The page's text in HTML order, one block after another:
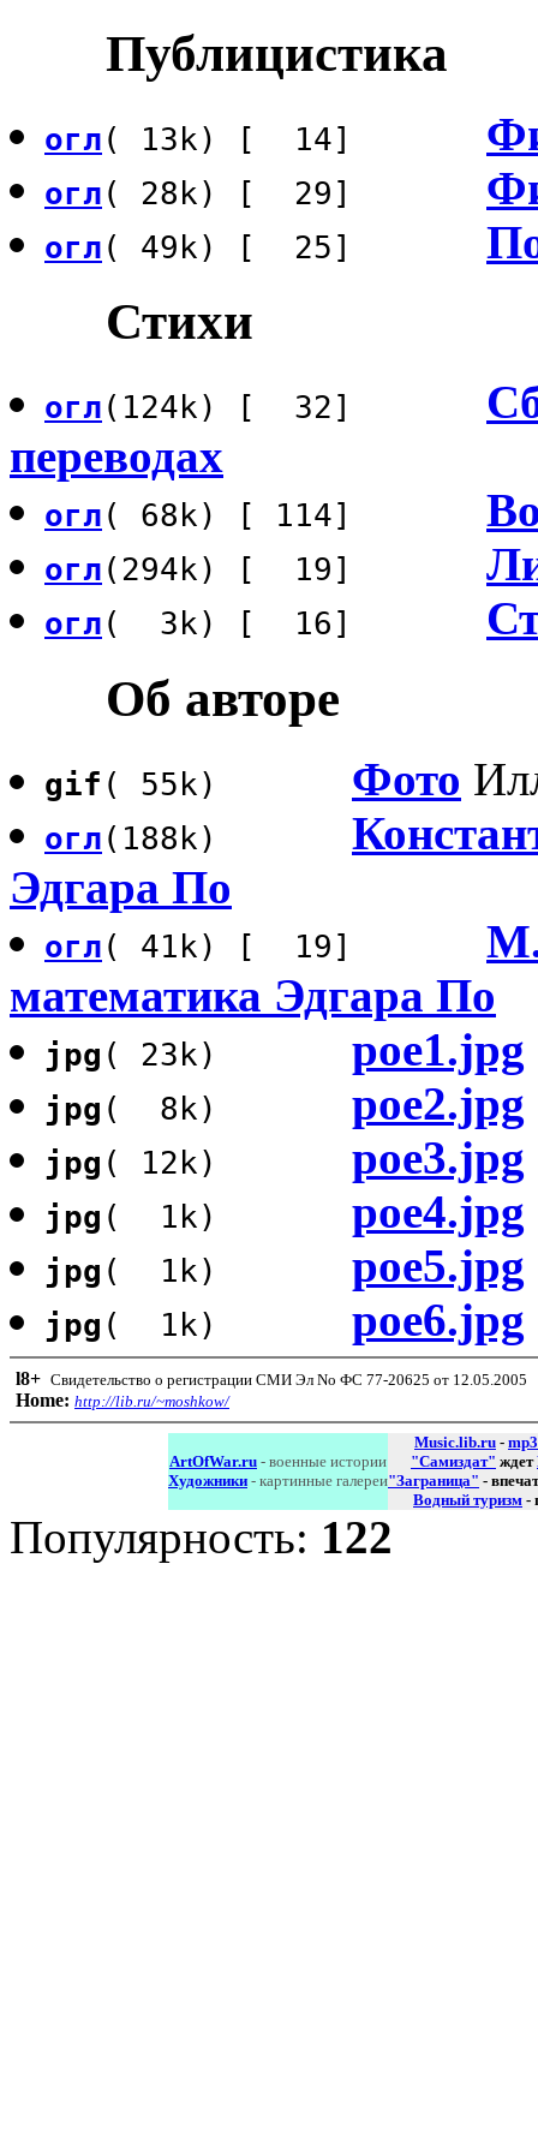
Публицистика
огл( 13k) [ 14]
огл( 28k) [ 29]
огл( 49k) [ 25]
Стихи
огл(124k) [ 32]
переводах
огл( 68k) [ 114]
огл(294k) [ 19]
огл( 3k) [ 16]
Об авторе
gif ( 55k) Фото
огл(188k)
Эдгара По
огл( 41k) [ 19]
математика Эдгара По
jpg ( 23k) poe1.jpg
jpg ( 8k) poe2.jpg
jpg ( 12k) poe3.jpg
jpg ( 1k) poe4.jpg
jpg ( 1k) poe5.jpg
jpg ( 1k) poe6.jpg
l8+ Свидетельство о регистрации СМИ Эл No ФС 77-20625 от 12.05.2005
Home: http://lib.ru/~moshkow/
ArtOfWar.ru - военные истории
Художники - картинные галереи
Music.lib.ru - mp3
"Самиздат" ждет
"Заграница" -
Водный туризм -
Популярность: 122